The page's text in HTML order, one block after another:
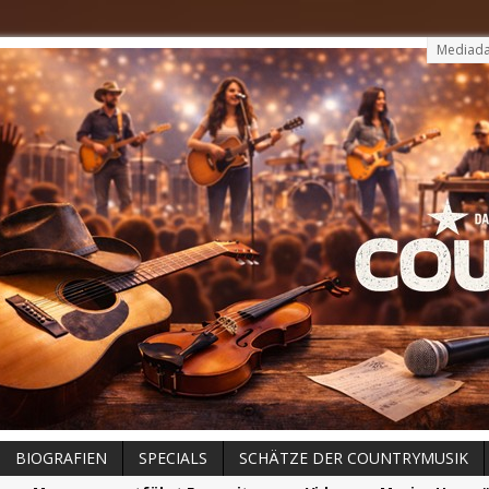
BIOGRAFIEN SPECIALS SCHÄTZE DER COUNTRYMUSIK